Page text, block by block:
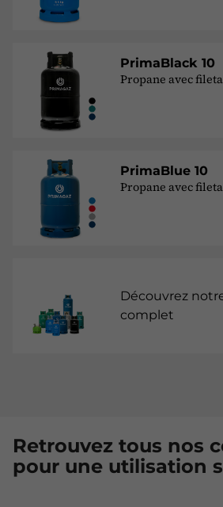
PrimaBlack 10
Propane avec
PrimaBlue 10
Propane avec
Découvrez
complet
Retrouvez tous nos
pour une utilisation